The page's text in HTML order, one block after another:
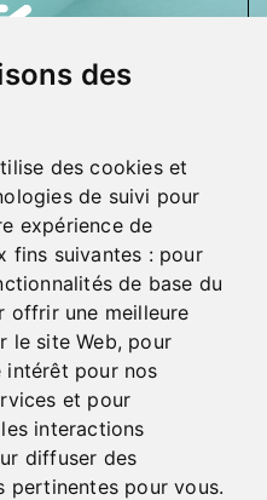
des
des cookies et
de suivi pour
expérience de
fins suivantes : pour
de base du
offrir une meilleure
le site Web, pour
intérêt pour nos
et pour
interactions
diffuser des
pertinentes pour vous.
différence
fondations en
participant aux
POLITIQUE LINGUISTIQUE
RÉALISATION DU SITE
REMERCIEMENTS